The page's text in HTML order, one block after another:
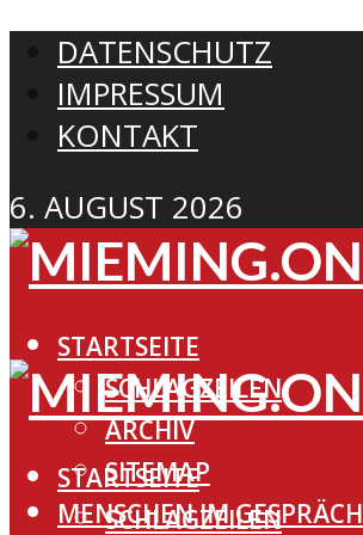
DATENSCHUTZ
IMPRESSUM
KONTAKT
6. AUGUST 2026
STARTSEITE
SCHLAGZEILEN
ARCHIV
SITEMAP
MENSCHEN IM GESPRÄCH
STARTSEITE
SCHLAGZEILEN